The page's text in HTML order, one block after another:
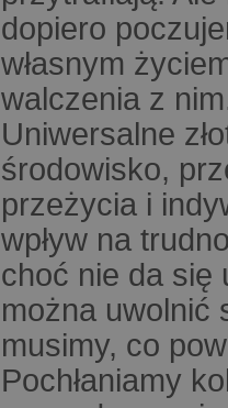
dopiero
własnym
walczenia z
Uniwersalne
środowisko,
przeżycia i
wpływ na
choć nie da się
można uwolnić
musimy, co
Pochłaniamy